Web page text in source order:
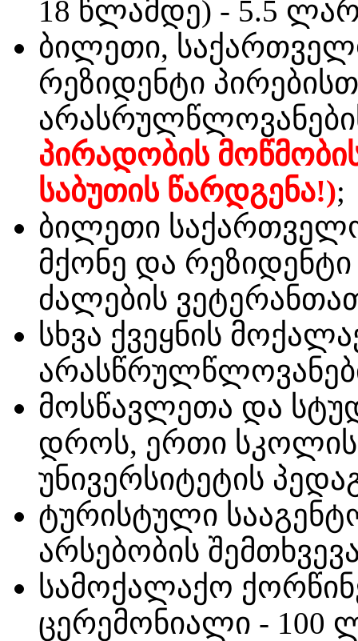
18 წლამდე) - 5.5
ბილეთი,
რეზიდენტი
პირადობის
საბუთის წარდგენა!);
ბილეთი
მქონე და
ძალების
სხვა ქვეყნის
მოსწავლეთა და
დროს, ერთი
უნივერსიტეტის
ტურისტული
არსებობის
სამოქალაქო
ცერემონიალი - 100